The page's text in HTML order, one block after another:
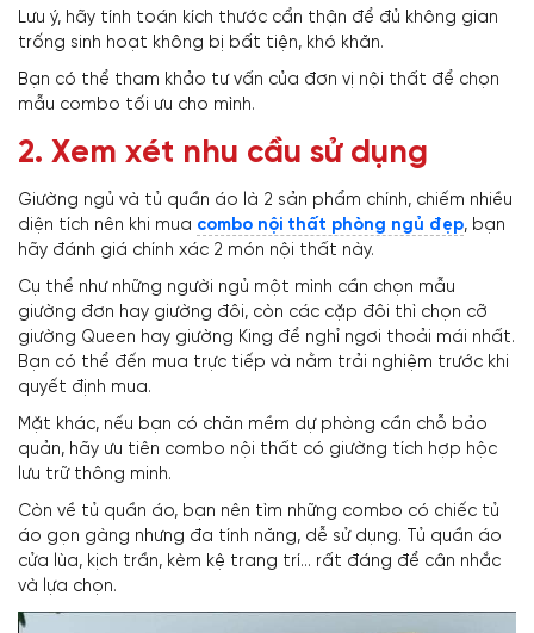
Lưu ý, hãy tính toán kích thước cẩn thận để đủ không gian
trống sinh hoạt không bị bất tiện, khó khăn.
Bạn có thể tham khảo tư vấn của đơn vị nội thất để chọn
mẫu combo tối ưu cho mình.
2. Xem xét nhu cầu sử dụng
Giường ngủ và tủ quần áo là 2 sản phẩm chính, chiếm nhiều
diện tích nên khi mua combo nội thất phòng ngủ đẹp, bạn
hãy đánh giá chính xác 2 món nội thất này.
Cụ thể như những người ngủ một mình cần chọn mẫu
giường đơn hay giường đôi, còn các cặp đôi thì chọn cỡ
giường Queen hay giường King để nghỉ ngơi thoải mái nhất.
Bạn có thể đến mua trực tiếp và nằm trải nghiệm trước khi
quyết định mua.
Mặt khác, nếu bạn có chăn mềm dự phòng cần chỗ bảo
quản, hãy ưu tiên combo nội thất có giường tích hợp hộc
lưu trữ thông minh.
Còn về tủ quần áo, bạn nên tìm những combo có chiếc tủ
áo gọn gàng nhưng đa tính năng, dễ sử dụng. Tủ quần áo
cửa lùa, kịch trần, kèm kệ trang trí… rất đáng để cân nhắc
và lựa chọn.